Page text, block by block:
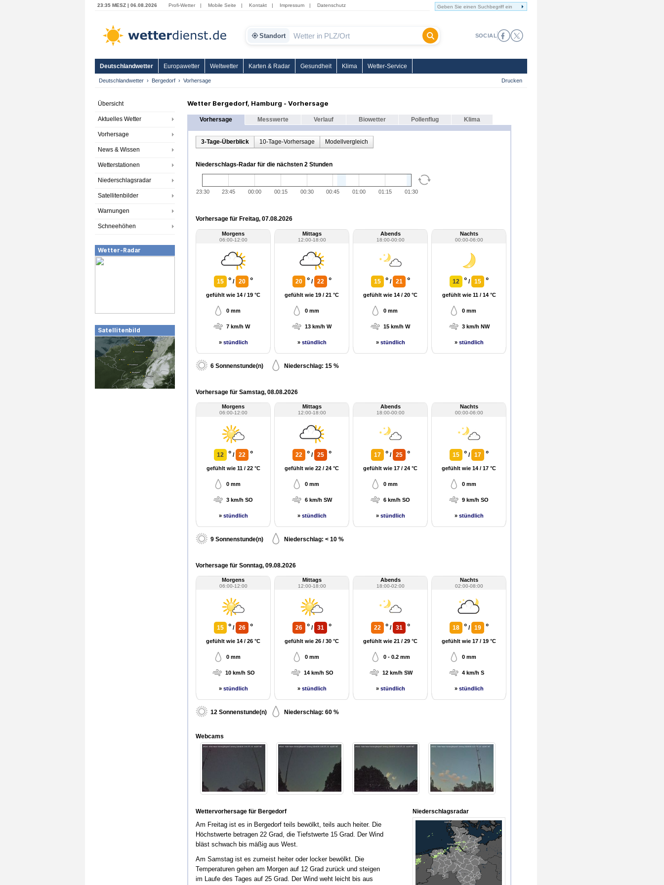
23:35 MESZ | 06.08.2026 Profi-Wetter | Mobile Seite | Kontakt | Impressum | Datenschutz
Standort SOCIAL
Deutschlandwetter Europawetter Weltwetter Karten & Radar Gesundheit Klima Wetter-Service
Deutschlandwetter Bergedorf Vorhersage Drucken
Übersicht
Aktuelles Wetter
Vorhersage
News & Wissen
Wetterstationen
Niederschlagsradar
Satellitenbilder
Warnungen
Schneehöhen
Wetter-Radar
Satellitenbild
Wetter Bergedorf, Hamburg - Vorhersage
Vorhersage Messwerte Verlauf Biowetter Pollenflug Klima
3-Tage-Überblick 10-Tage-Vorhersage Modellvergleich
Niederschlags-Radar für die nächsten 2 Stunden
23:30 23:45 00:00 00:15 00:30 00:45 01:00 01:15 01:30
Vorhersage für Freitag, 07.08.2026
Morgens
06:00-12:00
15 °/ 20 °
gefühlt wie 14 / 19 °C
0 mm
7 km/h W
» stündlich
Mittags
12:00-18:00
20 °/ 22 °
gefühlt wie 19 / 21 °C
0 mm
13 km/h W
» stündlich
Abends
18:00-00:00
15 °/ 21 °
gefühlt wie 14 / 20 °C
0 mm
15 km/h W
» stündlich
Nachts
00:00-06:00
12 °/ 15 °
gefühlt wie 11 / 14 °C
0 mm
3 km/h NW
» stündlich
6 Sonnenstunde(n) Niederschlag: 15 %
Vorhersage für Samstag, 08.08.2026
Morgens
06:00-12:00
12 °/ 22 °
gefühlt wie 11 / 22 °C
0 mm
3 km/h SO
» stündlich
Mittags
12:00-18:00
22 °/ 25 °
gefühlt wie 22 / 24 °C
0 mm
6 km/h SW
» stündlich
Abends
18:00-00:00
17 °/ 25 °
gefühlt wie 17 / 24 °C
0 mm
6 km/h SO
» stündlich
Nachts
00:00-06:00
15 °/ 17 °
gefühlt wie 14 / 17 °C
0 mm
9 km/h SO
» stündlich
9 Sonnenstunde(n) Niederschlag: < 10 %
Vorhersage für Sonntag, 09.08.2026
Morgens
06:00-12:00
15 °/ 26 °
gefühlt wie 14 / 26 °C
0 mm
10 km/h SO
» stündlich
Mittags
12:00-18:00
26 °/ 31 °
gefühlt wie 26 / 30 °C
0 mm
14 km/h SO
» stündlich
Abends
18:00-02:00
22 °/ 31 °
gefühlt wie 21 / 29 °C
0 - 0.2 mm
12 km/h SW
» stündlich
Nachts
02:00-08:00
18 °/ 19 °
gefühlt wie 17 / 19 °C
0 mm
4 km/h S
» stündlich
12 Sonnenstunde(n) Niederschlag: 60 %
Webcams
Wettervorhersage für Bergedorf
Am Freitag ist es in Bergedorf teils bewölkt, teils auch heiter. Die
Höchstwerte betragen 22 Grad, die Tiefstwerte 15 Grad. Der Wind
bläst schwach bis mäßig aus West.
Am Samstag ist es zumeist heiter oder locker bewölkt. Die
Temperaturen gehen am Morgen auf 12 Grad zurück und steigen
im Laufe des Tages auf 25 Grad. Der Wind weht leicht bis aus
Niederschlagsradar